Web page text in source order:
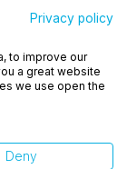
com
Privacy policy
to improve our
a great website
we use open the
Deny